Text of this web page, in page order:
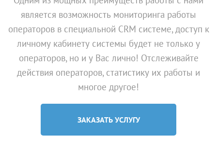
является возможность мониторинга работы
операторов в специальной CRM системе, доступ к
личному кабинету системы будет не только у
операторов, но и у Вас лично! Отслеживайте
действия операторов, статистику их работы и
многое другое!
ЗАКАЗАТЬ УСЛУГУ